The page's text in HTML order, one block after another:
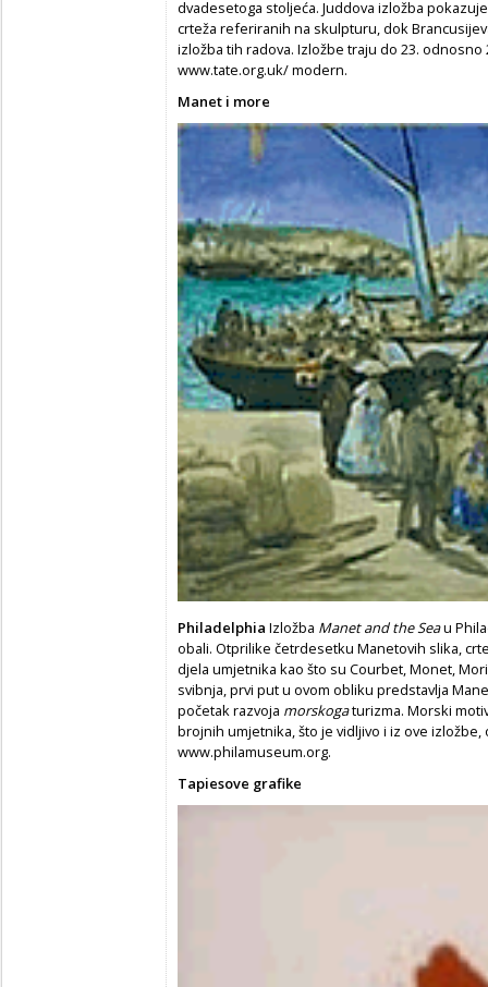
dvadesetoga stoljeća. Juddova izložba
crteža referiranih na skulpturu, dok
izložba tih radova. Izložbe traju do 23. odnosno
www.tate.org.uk/ modern.
Manet i more
Philadelphia Izložba Manet and the Seau
obali. Otprilike četrdesetku Manetovih slika,
djela umjetnika kao što su Courbet, Monet,
svibnja, prvi put u ovom obliku predstavlja
početak razvoja morskogaturizma. Morski
brojnih umjetnika, što je vidljivo i iz ove
www.philamuseum.org.
Tapiesove grafike